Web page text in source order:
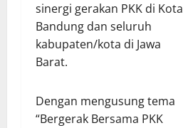
sinergi gerakan PKK di Kota
Bandung dan seluruh
kabupaten/kota di Jawa
Barat.
Dengan mengusung tema
“Bergerak Bersama PKK